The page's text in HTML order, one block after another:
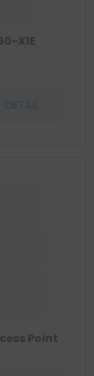
X1E
DETAIL
Point